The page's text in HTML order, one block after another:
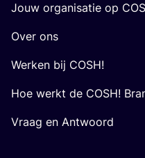
Jouw organisatie op
Over ons
Werken bij COSH!
Hoe werkt de COSH!
Vraag en Antwoord